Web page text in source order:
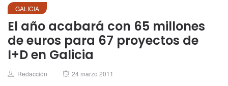
GALICIA
El año acabará con 65 millones
de euros para 67 proyectos de
I+D en Galicia
Author
Redacción
Posted
24 marzo 2011